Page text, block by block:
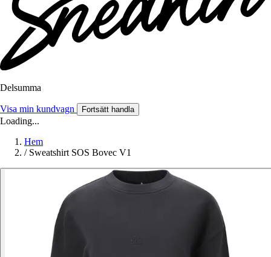
Delsumma
Visa min kundvagn Fortsätt handla
Loading...
Hem
/ Sweatshirt SOS Bovec V1